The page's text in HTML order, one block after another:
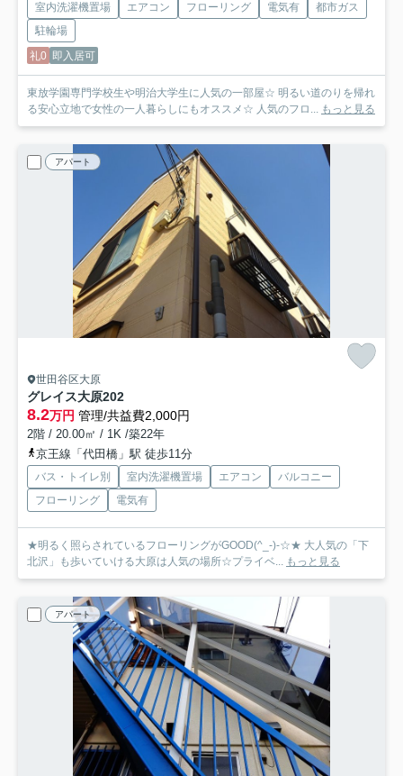
室内洗濯機置場 エアコン フローリング 電気有
都市ガス
駐輪場
礼0 即入居可
東放学園専門学校生や明治大学生に人気の一部屋☆ 明るい道のりを帰れ
る安心立地で女性の一人暮らしにもオススメ☆ 人気のフロ... もっと見る
アパート
世田谷区大原
グレイス大原202
8.2万円 管理/共益費2,000円
2階 / 20.00㎡ / 1K /築22年
京王線「代田橋」駅 徒歩11分
バス・トイレ別 室内洗濯機置場 エアコン
バルコニー
フローリング
電気有
★明るく照らされているフローリングがGOOD(^_-)-☆★ 大人気の「下
北沢」も歩いていける大原は人気の場所☆プライベ... もっと見る
アパート